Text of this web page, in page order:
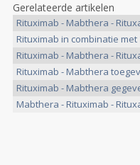
Gerelateerde artikelen
Rituximab - Mabthera -
Rituximab in combinatie met
Rituximab - Mabthera -
Rituximab - Mabthera
Rituximab - Mabthera
Mabthera - Rituximab -